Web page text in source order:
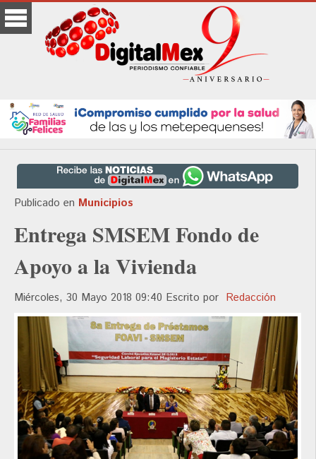
Publicado en Municipios
Entrega SMSEM Fondo de
Apoyo a la Vivienda
Miércoles, 30 Mayo 2018 09:40 Escrito por Redacción